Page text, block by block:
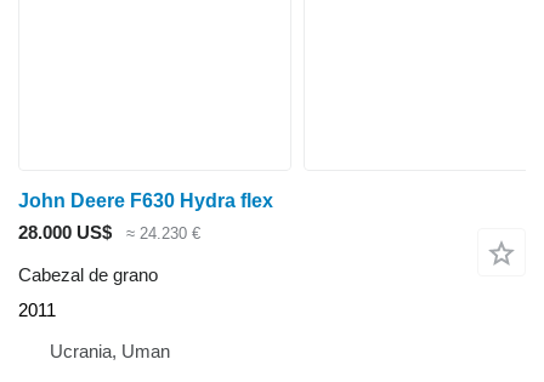
John Deere F630 Hydra flex
28.000 US$
≈ 24.230 €
Cabezal de grano
2011
Ucrania, Uman